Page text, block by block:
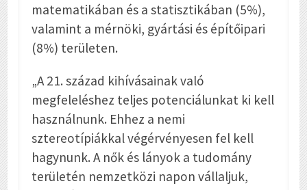
matematikában és a statisztikában (5%),
valamint a mérnöki, gyártási és építőipari
(8%) területen.
„A 21. század kihívásainak való
megfeleléshez teljes potenciálunkat ki kell
használnunk. Ehhez a nemi
sztereotípiákkal végérvényesen fel kell
hagynunk. A nők és lányok a tudomány
területén nemzetközi napon vállaljuk,